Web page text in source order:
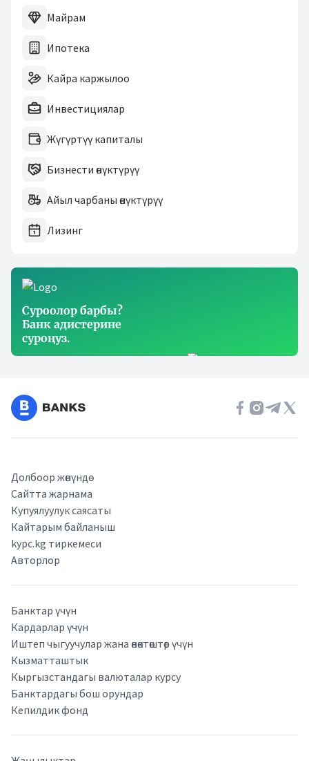
Майрам
Ипотека
Кайра каржылоо
Инвестициялар
Жүгүртүү капиталы
Бизнести өнүктүрүү
Айыл чарбаны өнүктүрүү
Лизинг
Суроолор барбы?
Банк адистерине
суроңуз.
Долбоор жөнүндө
Сайтта жарнама
Купуялуулук саясаты
Кайтарым байланыш
kypc.kg тиркемеси
Авторлор
Банктар үчүн
Кардарлар үчүн
Иштеп чыгуучулар жана өнөктөштөр үчүн
Кызматташтык
Кыргызстандагы валюталар курсу
Банктардагы бош орундар
Кепилдик фонд